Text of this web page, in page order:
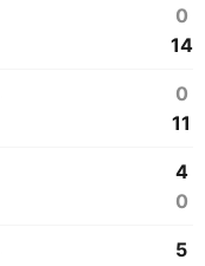
0
14
0
11
4
0
5